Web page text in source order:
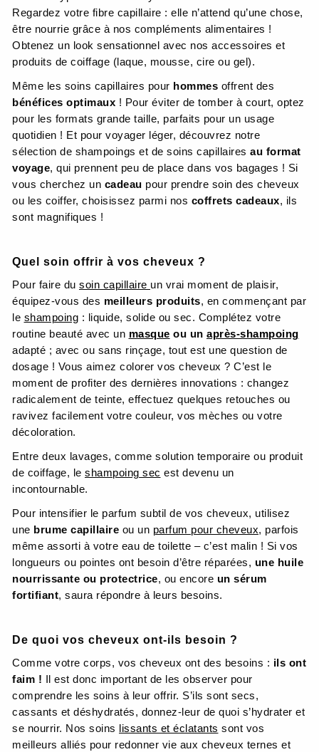
Regardez votre fibre capillaire : elle n’attend qu’une chose,
être nourrie grâce à nos compléments alimentaires !
Obtenez un look sensationnel avec nos accessoires et
produits de coiffage (laque, mousse, cire ou gel).
Même les soins capillaires pour hommes offrent des
bénéfices optimaux ! Pour éviter de tomber à court, optez
pour les formats grande taille, parfaits pour un usage
quotidien ! Et pour voyager léger, découvrez notre
sélection de shampoings et de soins capillaires au format
voyage, qui prennent peu de place dans vos bagages ! Si
vous cherchez un cadeau pour prendre soin des cheveux
ou les coiffer, choisissez parmi nos coffrets cadeaux, ils
sont magnifiques !
Quel soin offrir à vos cheveux ?
Pour faire du soin capillaire un vrai moment de plaisir,
équipez-vous des meilleurs produits, en commençant par
le shampoing : liquide, solide ou sec. Complétez votre
routine beauté avec un masque ou un après-shampoing
adapté ; avec ou sans rinçage, tout est une question de
dosage ! Vous aimez colorer vos cheveux ? C’est le
moment de profiter des dernières innovations : changez
radicalement de teinte, effectuez quelques retouches ou
ravivez facilement votre couleur, vos mèches ou votre
décoloration.
Entre deux lavages, comme solution temporaire ou produit
de coiffage, le shampoing sec est devenu un
incontournable.
Pour intensifier le parfum subtil de vos cheveux, utilisez
une brume capillaire ou un parfum pour cheveux, parfois
même assorti à votre eau de toilette – c’est malin ! Si vos
longueurs ou pointes ont besoin d’être réparées, une huile
nourrissante ou protectrice, ou encore un sérum
fortifiant, saura répondre à leurs besoins.
De quoi vos cheveux ont-ils besoin ?
Comme votre corps, vos cheveux ont des besoins : ils ont
faim ! Il est donc important de les observer pour
comprendre les soins à leur offrir. S’ils sont secs,
cassants et déshydratés, donnez-leur de quoi s’hydrater et
se nourrir. Nos soins
lissants et éclatants sont vos
meilleurs alliés pour redonner vie aux cheveux ternes et